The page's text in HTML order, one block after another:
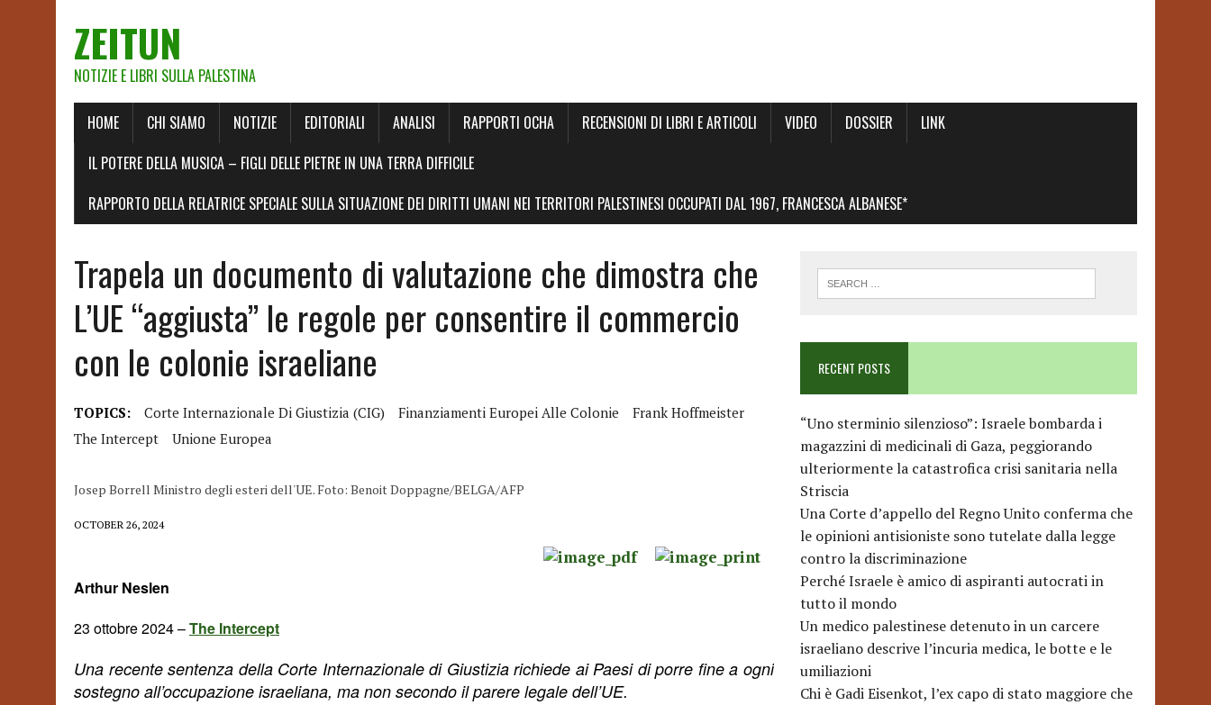
ZEITUN
NOTIZIE E LIBRI SULLA PALESTINA
HOME CHI SIAMO NOTIZIE EDITORIALI ANALISI RAPPORTI OCHA RECENSIONI DI LIBRI E ARTICOLI VIDEO DOSSIER
LINK
IL POTERE DELLA MUSICA – FIGLI DELLE PIETRE IN UNA TERRA DIFFICILE
RAPPORTO DELLA RELATRICE SPECIALE SULLA SITUAZIONE DEI DIRITTI UMANI NEI TERRITORI PALESTINESI OCCUPATI DAL 1967, FRANCESCA ALBANESE*
Trapela un documento di valutazione che dimostra che
L’UE “aggiusta” le regole per consentire il commercio
con le colonie israeliane
TOPICS: Corte Internazionale Di Giustizia (CIG) Finanziamenti Europei Alle Colonie
Frank Hoffmeister
The Intercept
Unione Europea
Josep Borrell Ministro degli esteri dell'UE. Foto: Benoit Doppagne/BELGA/AFP
OCTOBER 26, 2024
Arthur Neslen
23 ottobre 2024 –The Intercept
Una recente sentenza della Corte Internazionale di Giustiziarichiede ai Paesi di porre fine a ogni
sostegno all’occupazione israeliana, ma non secondo il parere legale dell’UE.
RECENT POSTS
“Uno sterminio silenzioso”: Israele bombarda i
magazzini di medicinali di Gaza, peggiorando
ulteriormente la catastrofica crisi sanitaria nella
Striscia
Una Corte d’appello del Regno Unito conferma che
le opinioni antisioniste sono tutelate dalla legge
contro la discriminazione
Perché Israele è amico di aspiranti autocrati in
tutto il mondo
Un medico palestinese detenuto in un carcere
israeliano descrive l’incuria medica, le botte e le
umiliazioni
Chi è Gadi Eisenkot, l’ex capo di stato maggiore che